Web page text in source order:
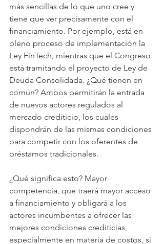
más sencillas de lo que uno cree y
tiene que ver precisamente con el
financiamiento. Por ejemplo, está en
pleno proceso de implementación la
Ley FinTech, mientras que el Congreso
está tramitando el proyecto de Ley de
Deuda Consolidada. ¿Qué tienen en
común? Ambos permitirán la entrada
de nuevos actores regulados al
mercado crediticio, los cuales
dispondrán de las mismas condiciones
para competir con los oferentes de
préstamos tradicionales.
¿Qué significa esto? Mayor
competencia, que traerá mayor acceso
a financiamiento y obligará a los
actores incumbentes a ofrecer las
mejores condiciones crediticias,
especialmente en materia de costos, si